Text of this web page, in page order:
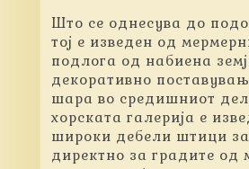
Што се однесува до
тој е изведен од
подлога од набиена
декоративно
шара во средишниот
хорската галерија е
широки дебели штици
директно за градите од